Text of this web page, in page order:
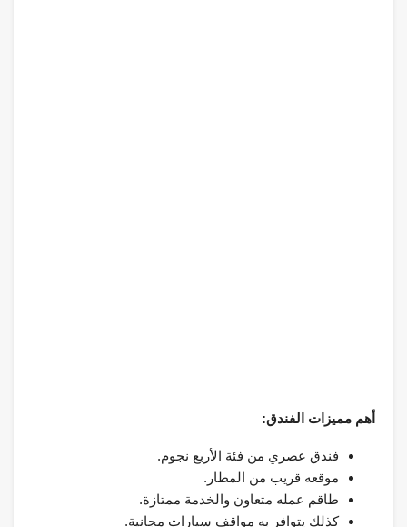
أهم مميزات الفندق:
فندق عصري من فئة الأربع نجوم.
موقعه قريب من المطار.
طاقم عمله متعاون والخدمة ممتازة.
كذلك يتوافر به مواقف سيارات مجانية.